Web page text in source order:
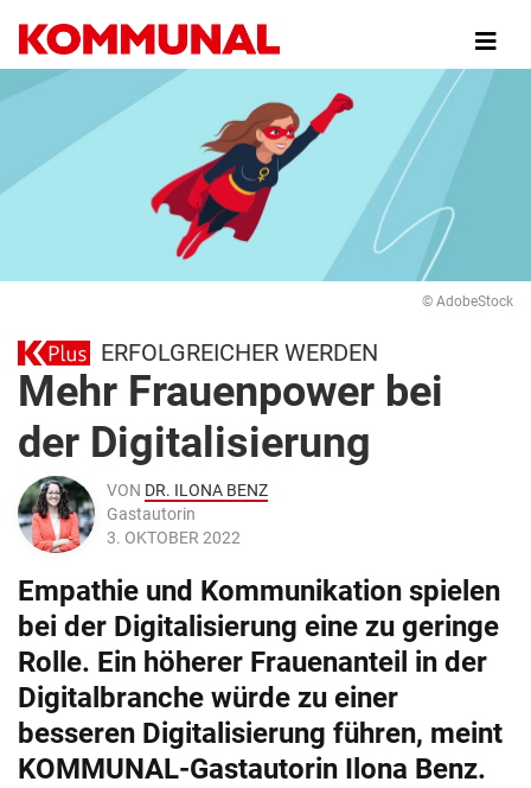
zum
Inhalt
© AdobeStock
ERFOLGREICHER WERDEN
Mehr Frauenpower bei
der Digitalisierung
VON DR. ILONA BENZ
Gastautorin
3. OKTOBER 2022
Empathie und Kommunikation spielen
bei der Digitalisierung eine zu geringe
Rolle. Ein höherer Frauenanteil in der
Digitalbranche würde zu einer
besseren Digitalisierung führen, meint
KOMMUNAL-Gastautorin Ilona Benz.